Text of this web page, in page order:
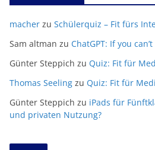
macher zu Schülerquiz – Fit fürs
Sam altman zu ChatGPT: If you
Günter Steppich zu Quiz: Fit für
Thomas Seeling zu Quiz: Fit für
Günter Steppich zu iPads für
und privaten Nutzung?